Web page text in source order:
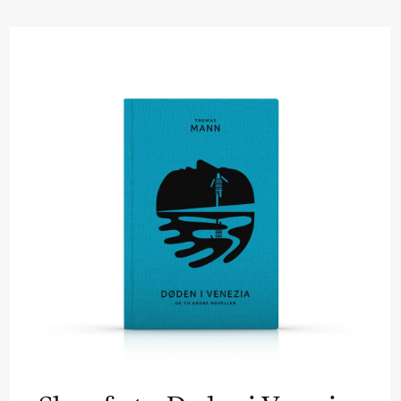
Box teater)
Box teater)